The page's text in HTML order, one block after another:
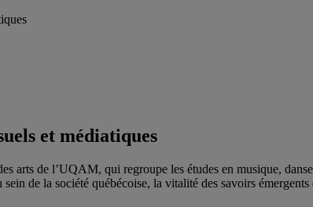
et médiatiques
arts de l’UQAM, qui regroupe les études en musique,
de la société québécoise, la vitalité des savoirs